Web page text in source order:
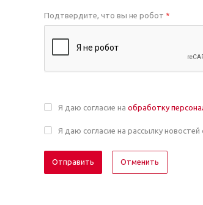
Подтвердите, что вы не робот *
Я даю согласие на обработку
Я даю согласие на рассылку
Отменить